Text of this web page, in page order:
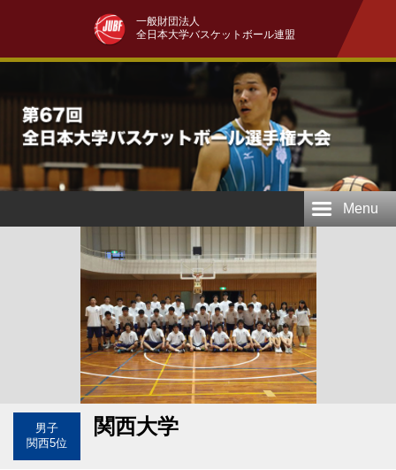
一般財団法人
全日本大学バスケットボール連盟
Menu
男子
関西5位
関西大学